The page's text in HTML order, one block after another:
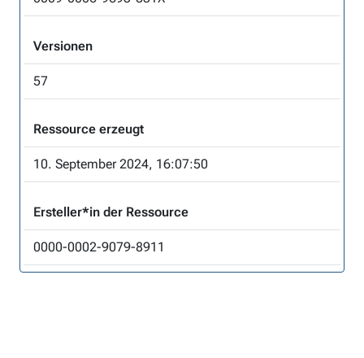
Versionen
57
Ressource erzeugt
10. September 2024, 16:07:50
Ersteller*in der Ressource
0000-0002-9079-8911